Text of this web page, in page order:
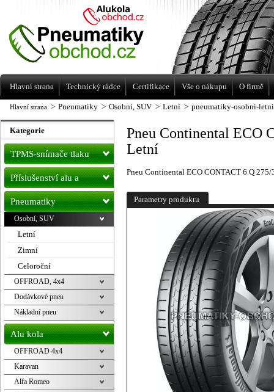
Hlavní strana > Pneumatiky > Osobní, SUV > Letní > pneumatiky-osobni-
Pneu Continental ECO
Letní
Pneu Continental ECO CONTACT 6 Q
Parametry produktu
Kategorie
TPMS-snímače tlaku
Příslušenství alu a
pneu
Pneumatiky
Osobní, SUV
Letní
Zimní
Celoroční
OFFROAD, 4x4
Dodávkové pneu
Nákladní pneu
Alu kola
OFFROAD 4x4
Karavan
Alfa Romeo
Levné pneumatiky letní, zimní, Alu kola
a litá kola Racing Line
Hlavní strana Technický rádce Certifikace Vše o nákupu O firmě